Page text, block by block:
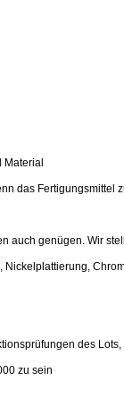
Material
das Fertigungsmittel
auch genügen. Wir
des
zu sein